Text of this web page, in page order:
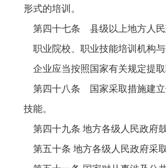
形式的培训。
第四十七条 县级以上地方人民
职业院校、职业技能培训机构
企业应当按照国家有关规定提
第四十八条 国家采取措施建立
技能。
第四十九条 地方各级人民政府
第五十条 地方各级人民政府采